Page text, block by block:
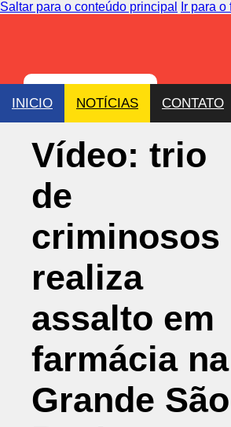
Saltar para o conteúdo principal Ir para o
INICIO NOTÍCIAS CONTATO
Vídeo: trio
de
criminosos
realiza
assalto em
farmácia na
Grande São